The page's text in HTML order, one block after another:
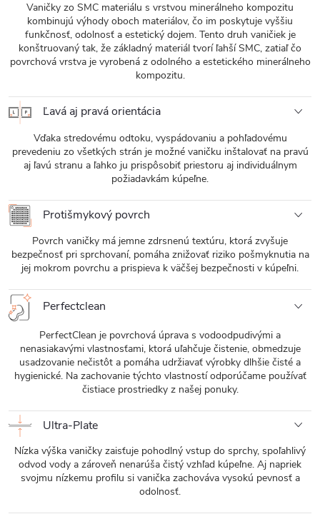
Vaničky zo SMC materiálu s vrstvou minerálneho kompozitu
kombinujú výhody oboch materiálov, čo im poskytuje vyššiu
funkčnosť, odolnosť a estetický dojem. Tento druh vaničiek je
konštruovaný tak, že základný materiál tvorí ľahší SMC, zatiaľ čo
povrchová vrstva je vyrobená z odolného a estetického minerálneho
kompozitu.
Ľavá aj pravá orientácia
Vďaka stredovému odtoku, vyspádovaniu a pohľadovému
prevedeniu zo všetkých strán je možné vaničku inštalovať na pravú
aj ľavú stranu a ľahko ju prispôsobiť priestoru aj individuálnym
požiadavkám kúpeľne.
Protišmykový povrch
Povrch vaničky má jemne zdrsnenú textúru, ktorá zvyšuje
bezpečnosť pri sprchovaní, pomáha znižovať riziko pošmyknutia na
jej mokrom povrchu a prispieva k väčšej bezpečnosti v kúpeľni.
Perfectclean
PerfectClean je povrchová úprava s vodoodpudivými a
nenasiakavými vlastnosťami, ktorá uľahčuje čistenie, obmedzuje
usadzovanie nečistôt a pomáha udržiavať výrobky dlhšie čisté a
hygienické. Na zachovanie týchto vlastností odporúčame používať
čistiace prostriedky z našej ponuky.
Ultra-Plate
Nízka výška vaničky zaisťuje pohodlný vstup do sprchy, spoľahlivý
odvod vody a zároveň nenarúša čistý vzhľad kúpeľne. Aj napriek
svojmu nízkemu profilu si vanička zachováva vysokú pevnosť a
odolnosť.